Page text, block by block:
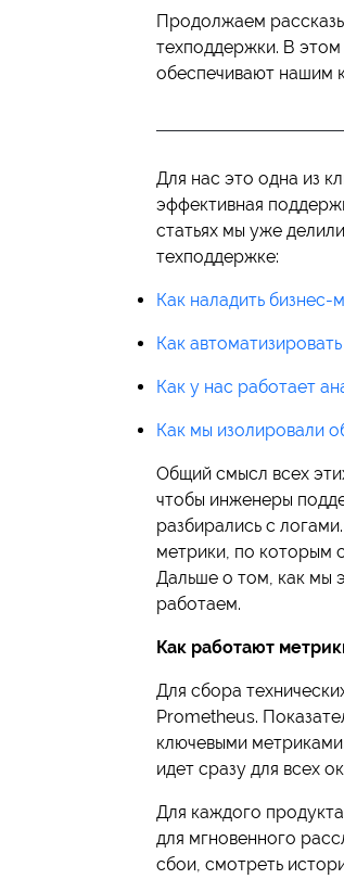
Продолжаем
техподдержки. В
обеспечивают нашим
Для нас это одна из
эффективная
статьях мы уже
техподдержке:
Как наладить бизнес-
Как
Как у нас работает
Как мы изолировали
Общий смысл всех
чтобы инженеры
разбирались с
метрики, по которым
Дальше о том, как мы
работаем.
Как работают
Для сбора
Prometheus.
ключевыми
идет сразу для всех
Для каждого
для мгновенного
сбои, смотреть